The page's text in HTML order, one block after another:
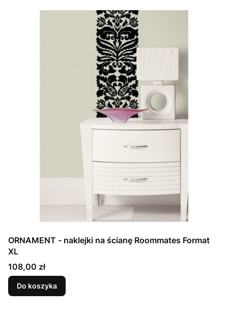
ORNAMENT - naklejki na ścianę Roommates Format
XL
Cena
108,00 zł
Do koszyka